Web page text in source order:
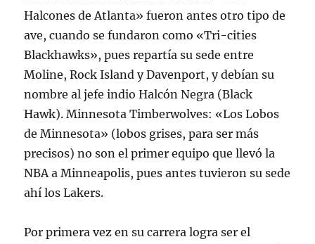
Halcones de Atlanta» fueron antes otro tipo de
ave, cuando se fundaron como «Tri-cities
Blackhawks», pues repartía su sede entre
Moline, Rock Island y Davenport, y debían su
nombre al jefe indio Halcón Negra (Black
Hawk). Minnesota Timberwolves: «Los Lobos
de Minnesota» (lobos grises, para ser más
precisos) no son el primer equipo que llevó la
NBA a Minneapolis, pues antes tuvieron su sede
ahí los Lakers.
Por primera vez en su carrera logra ser el